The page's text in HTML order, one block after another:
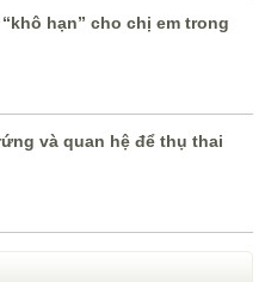
hạn” cho chị em trong
và quan hệ để thụ thai